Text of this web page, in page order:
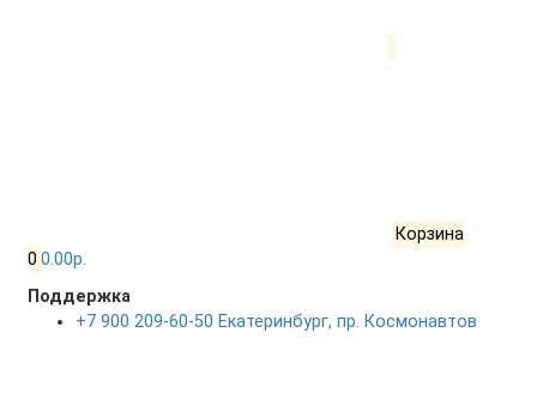
Корзина
0 0.00р.
Поддержка
+7 900 209-60-50 Екатеринбург, пр. Космонавтов